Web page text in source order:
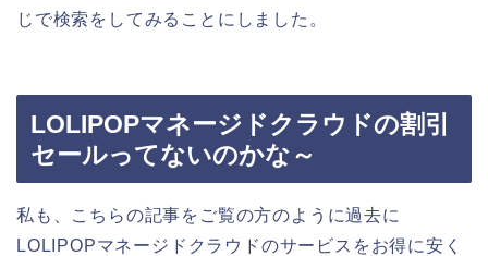
じで検索をしてみることにしました。
LOLIPOPマネージドクラウドの割引
セールってないのかな～
私も、こちらの記事をご覧の方のように過去に
LOLIPOPマネージドクラウドのサービスをお得に安く